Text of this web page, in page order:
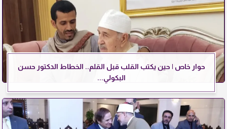
حوار خاص | حين يكتب القلب قبل القلم.. الخطاط الدكتور حسن
البكولي...